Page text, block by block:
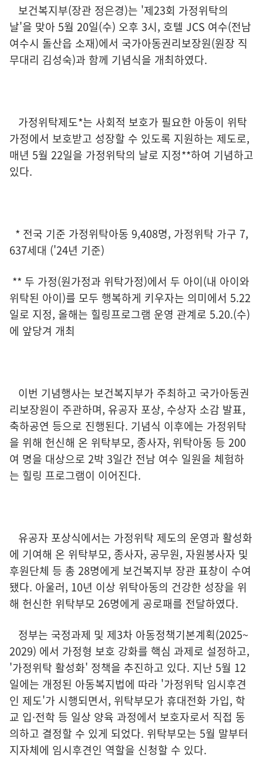
보건복지부(장관 정은경)는 '제23회 가정위탁의
날'을 맞아 5월 20일(수) 오후 3시, 호텔 JCS 여수(전남
여수시 돌산읍 소재)에서 국가아동권리보장원(원장 직
무대리 김성숙)과 함께 기념식을 개최하였다.
가정위탁제도*는 사회적 보호가 필요한 아동이 위탁
가정에서 보호받고 성장할 수 있도록 지원하는 제도로,
매년 5월 22일을 가정위탁의 날로 지정**하여 기념하고
있다.
* 전국 기준 가정위탁아동 9,408명, 가정위탁 가구 7,
637세대 ('24년 기준)
** 두 가정(원가정과 위탁가정)에서 두 아이(내 아이와
위탁된 아이)를 모두 행복하게 키우자는 의미에서 5.22
일로 지정, 올해는 힐링프로그램 운영 관계로 5.20.(수)
에 앞당겨 개최
이번 기념행사는 보건복지부가 주최하고 국가아동권
리보장원이 주관하며, 유공자 포상, 수상자 소감 발표,
축하공연 등으로 진행된다. 기념식 이후에는 가정위탁
을 위해 헌신해 온 위탁부모, 종사자, 위탁아동 등 200
여 명을 대상으로 2박 3일간 전남 여수 일원을 체험하
는 힐링 프로그램이 이어진다.
유공자 포상식에서는 가정위탁 제도의 운영과 활성화
에 기여해 온 위탁부모, 종사자, 공무원, 자원봉사자 및
후원단체 등 총 28명에게 보건복지부 장관 표창이 수여
됐다. 아울러, 10년 이상 위탁아동의 건강한 성장을 위
해 헌신한 위탁부모 26명에게 공로패를 전달하였다.
정부는 국정과제 및 제3차 아동정책기본계획(2025~
2029) 에서 가정형 보호 강화를 핵심 과제로 설정하고,
'가정위탁 활성화' 정책을 추진하고 있다. 지난 5월 12
일에는 개정된 아동복지법에 따라 '가정위탁 임시후견
인 제도'가 시행되면서, 위탁부모가 휴대전화 가입, 학
교 입·전학 등 일상 양육 과정에서 보호자로서 직접 동
의하고 결정할 수 있게 되었다. 위탁부모는 5월 말부터
지자체에 임시후견인 역할을 신청할 수 있다.